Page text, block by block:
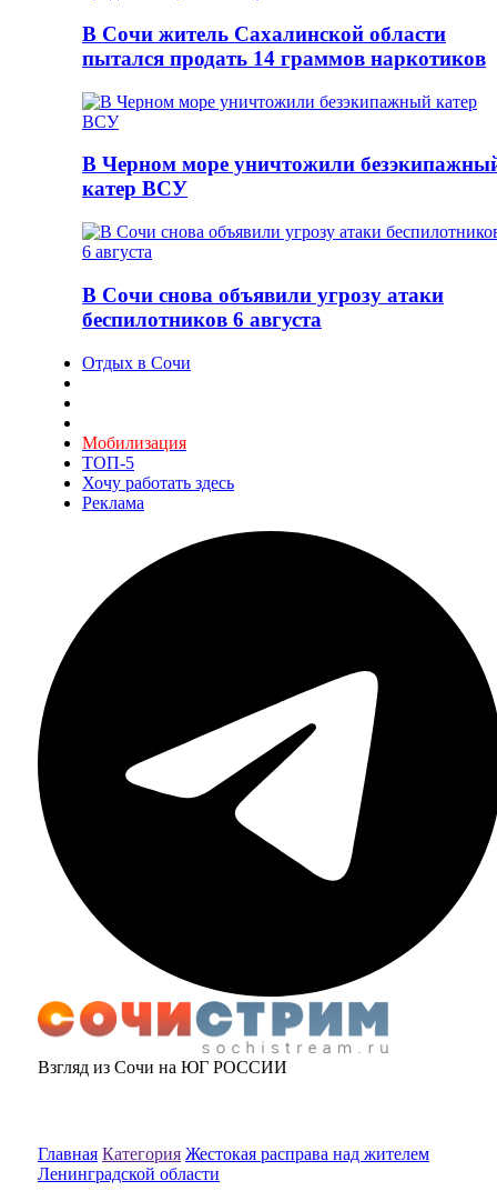
В Сочи житель Сахалинской области
пытался продать 14 граммов наркотиков
В Черном море уничтожили
катер ВСУ
В Сочи снова объявили угрозу атаки
беспилотников 6 августа
Отдых в Сочи
Мобилизация
ТОП-5
Хочу работать здесь
Реклама
Взгляд из Сочи на ЮГ РОССИИ
Главная Категория Жестокая расправа над жителем
Ленинградской области